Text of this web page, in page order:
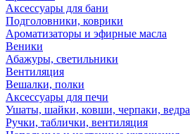
Аксессуары для бани
Подголовники, коврики
Ароматизаторы и эфирные масла
Веники
Абажуры, светильники
Вентиляция
Вешалки, полки
Аксессуары для печи
Ушаты, шайки, ковши, черпаки, ведра
Ручки, таблички, вентиляция